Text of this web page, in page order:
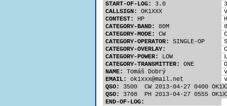
START-OF-LOG: 3.0
CALLSIGN:
OK1XXX
CONTEST:
HP
CATEGORY-BAND:
80M
CATEGORY-MODE:
CW
CATEGORY-OPERATOR:
SINGLE-OP
CATEGORY-OVERLAY:
CATEGORY-POWER:
LOW
CATEGORY-TRANSMITTER:
ONE
NAME:
Tomáš Dobrý
EMAIL:
ok1xxx@mail.net
QSO:
3500  CW 2013-04-27 0400
QSO:
3708  PH 2013-04-27 0555
END-OF-LOG: